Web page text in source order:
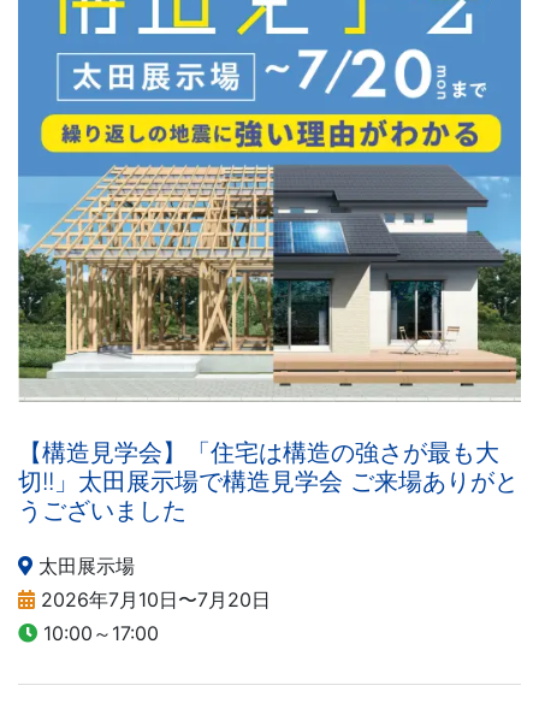
【構造見学会】「住宅は構造の強さが最も大
切!!」太田展示場で構造見学会 ご来場ありがと
うございました
太田展示場
2026年7月10日〜7月20日
10:00～17:00